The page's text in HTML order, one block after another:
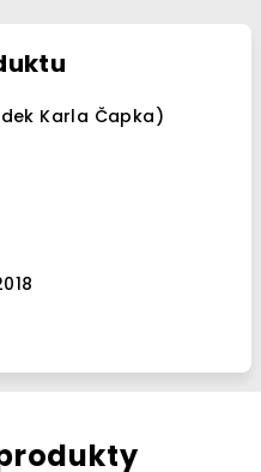
Karla Čapka)